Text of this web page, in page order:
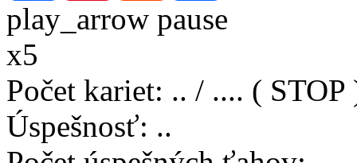
play_arrow pause
x5
Počet kariet: .. / .... ( STOP
Úspešnosť: ..